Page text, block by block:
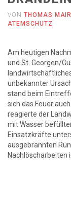
VON THOMAS
ATEMSCHUTZ
Am heutigen
und St. Georgen/
unbekannter
stand beim
sich das Feuer
reagierte der
mit Wasser
Einsatzkräfte
ausgebrannten
Nachlöscharbeiten